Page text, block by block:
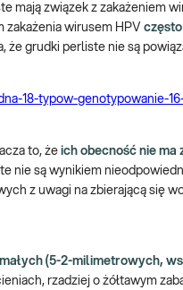
mają związek z zakażeniem
zakażenia wirusem HPV
grudki perliste nie są
18-typow-genotypowanie-
to, że ich obecność nie
nie są wynikiem
z uwagi na zbierającą się
(5-2-milimetrowych,
rzadziej o żółtawym